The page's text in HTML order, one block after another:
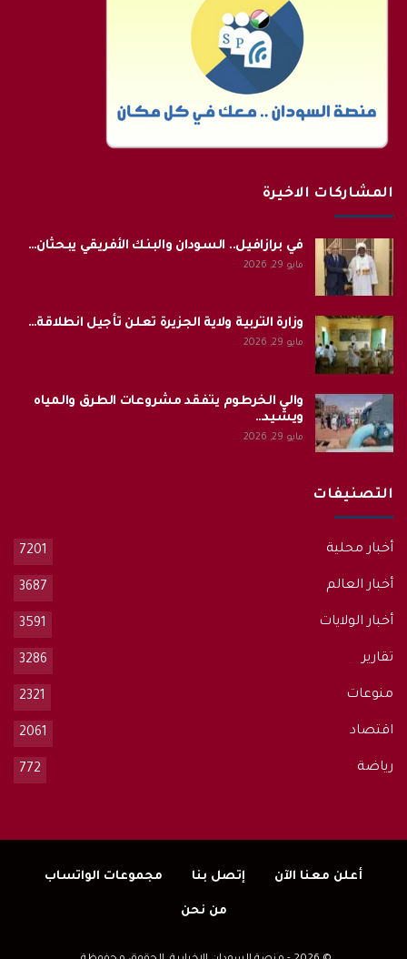
المشاركات الاخيرة
في برازافيل.. السودان والبنك الأفريقي يبحثان…
مايو 29, 2026
وزارة التربية ولاية الجزيرة تعلن تأجيل انطلاقة…
مايو 29, 2026
والي الخرطوم يتفقد مشروعات الطرق والمياه
ويشيد…
مايو 29, 2026
التصنيفات
أخبار محلية 7201
أخبار العالم 3687
أخبار الولايات 3591
تقارير 3286
منوعات 2321
اقتصاد 2061
رياضة 772
أعلن معنا الآن إتصل بنا مجموعات الواتساب
من نحن